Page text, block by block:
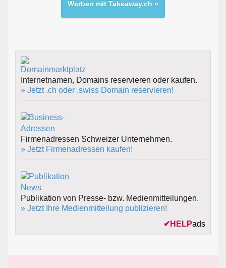
Werben mit Takeaway.ch »
Internetnamen, Domains reservieren oder kaufen.
» Jetzt .ch oder .swiss Domain reservieren!
Firmenadressen Schweizer Unternehmen.
» Jetzt Firmenadressen kaufen!
Publikation von Presse- bzw. Medienmitteilungen.
» Jetzt Ihre Medienmitteilung publizieren!
✔ HELPads